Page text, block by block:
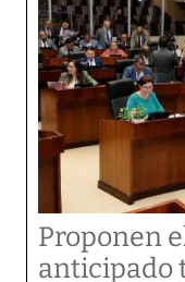
Proponen
anticipado